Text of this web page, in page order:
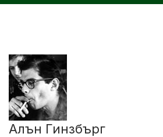
Алън Гинзбърг